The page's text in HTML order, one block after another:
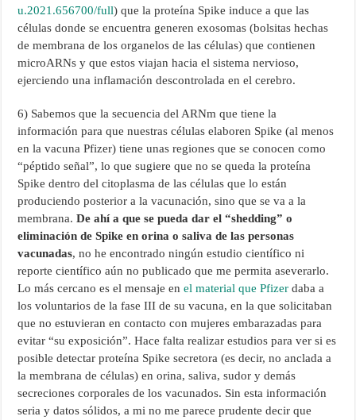
u.2021.656700/full) que la proteína Spike induce a que las
células donde se encuentra generen exosomas (bolsitas hechas
de membrana de los organelos de las células) que contienen
microARNs y que estos viajan hacia el sistema nervioso,
ejerciendo una inflamación descontrolada en el cerebro.
6) Sabemos que la secuencia del ARNm que tiene la
información para que nuestras células elaboren Spike (al menos
en la vacuna Pfizer) tiene unas regiones que se conocen como
“péptido señal”, lo que sugiere que no se queda la proteína
Spike dentro del citoplasma de las células que lo están
produciendo posterior a la vacunación, sino que se va a la
membrana.De ahí a que se pueda dar el “shedding” o
eliminación de Spike en orina o saliva de las personas
vacunadas, no he encontrado ningún estudio científico ni
reporte científico aún no publicado que me permita aseverarlo.
Lo más cercano es el mensaje enel material que Pfizer daba a
los voluntarios de la fase III de su vacuna, en la que solicitaban
que no estuvieran en contacto con mujeres embarazadas para
evitar “su exposición”. Hace falta realizar estudios para ver si es
posible detectar proteína Spike secretora (es decir, no anclada a
la membrana de células) en orina, saliva, sudor y demás
secreciones corporales de los vacunados. Sin esta información
seria y datos sólidos, a mi no me parece prudente decir que